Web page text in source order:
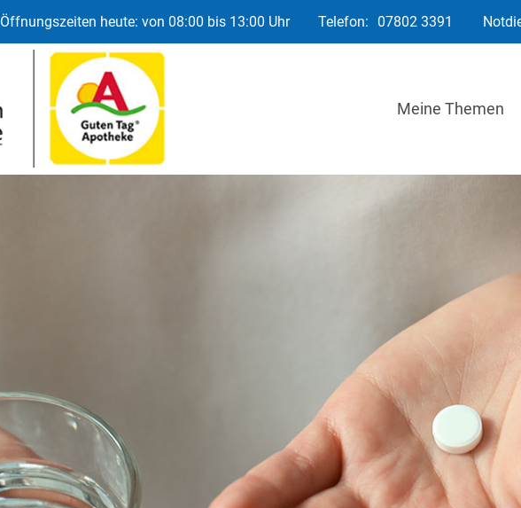
Öffnungszeiten heute: von 08:00 bis 13:00 Uhr Telefon: 07802 3391
Meine Themen